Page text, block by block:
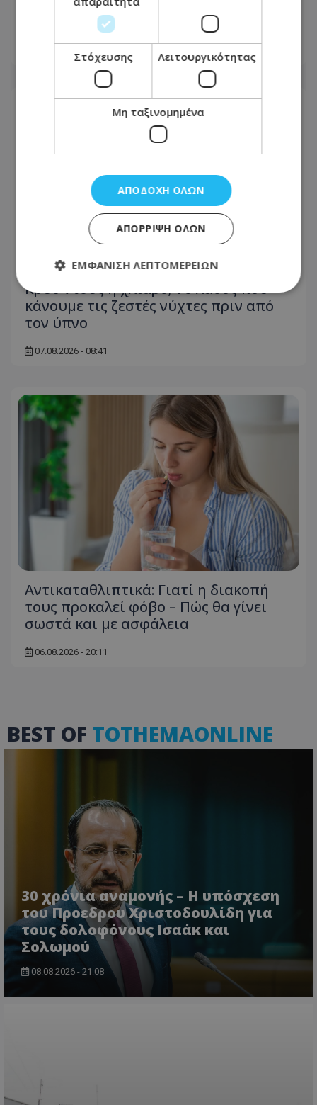
αρέσουμε στις φωτογραφίες, ενώ οι
άλλοι μάς βλέπουν όμορφους
07.08.2026 - 13:34
Κρύο ντους ή χλιαρό; Το λάθος που
κάνουμε τις ζεστές νύχτες πριν από
τον ύπνο
07.08.2026 - 08:41
Αντικαταθλιπτικά: Γιατί η διακοπή
τους προκαλεί φόβο – Πώς θα γίνει
σωστά και με ασφάλεια
06.08.2026 - 20:11
BEST OF TOTHEMAONLINE
30 χρόνια αναμονής – Η υπόσχεση
του Προεδρου Χριστοδουλίδη για
τους δολοφόνους Ισαάκ και
Σολωμού
08.08.2026 - 21:08
Στόχευσης Λειτουργικότητας
Μη ταξινομημένα
ΑΠΟΔΟΧΉ ΌΛΩΝ
ΑΠΌΡΡΙΨΗ ΌΛΩΝ
ΕΜΦΆΝΙΣΗ ΛΕΠΤΟΜΕΡΕΙΏΝ
Απολύτως απαραίτητα
βασικές λειτουργίες του ιστότοπου, όπως τη
σύνδεση χρήστη και τη διαχείριση λογαριασμού.
Ο ιστότοπος δεν μπορεί να χρησιμοποιηθεί σωστά
χωρίς τα απολύτως απαραίτητα cookies.
Προμηθευτής
.lifenewscy.tothemaonline.com
ASP.NET_SessionId
VISITOR_PRIVACY_METADATA